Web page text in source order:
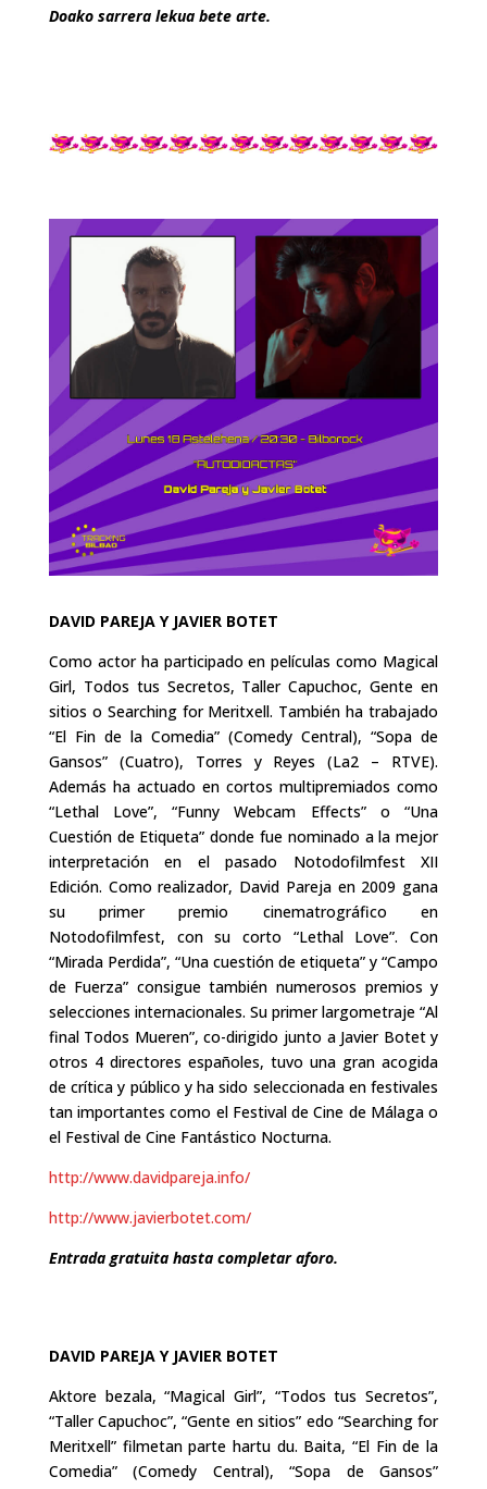
Doako sarrera lekua bete arte.
DAVID PAREJA Y JAVIER BOTET
Como actor ha participado en películas como Magical
Girl, Todos tus Secretos, Taller Capuchoc, Gente en
sitios o Searching for Meritxell. También ha trabajado
“El Fin de la Comedia” (Comedy Central), “Sopa de
Gansos” (Cuatro), Torres y Reyes (La2 – RTVE).
Además ha actuado en cortos multipremiados como
“Lethal Love”, “Funny Webcam Effects” o “Una
Cuestión de Etiqueta” donde fue nominado a la mejor
interpretación en el pasado Notodofilmfest XII
Edición. Como realizador, David Pareja en 2009 gana
su primer premio cinematrográfico en
Notodofilmfest, con su corto “Lethal Love”. Con
“Mirada Perdida”, “Una cuestión de etiqueta” y “Campo
de Fuerza” consigue también numerosos premios y
selecciones internacionales. Su primer largometraje “Al
final Todos Mueren”, co-dirigido junto a Javier Botet y
otros 4 directores españoles, tuvo una gran acogida
de crítica y público y ha sido seleccionada en festivales
tan importantes como el Festival de Cine de Málaga o
el Festival de Cine Fantástico Nocturna.
http://www.davidpareja.info/
http://www.javierbotet.com/
Entrada gratuita hasta completar aforo.
DAVID PAREJA Y JAVIER BOTET
Aktore bezala, “Magical Girl”, “Todos tus Secretos”,
“Taller Capuchoc”, “Gente en sitios” edo “Searching for
Meritxell” filmetan parte hartu du. Baita, “El Fin de la
Comedia” (Comedy Central), “Sopa de Gansos”